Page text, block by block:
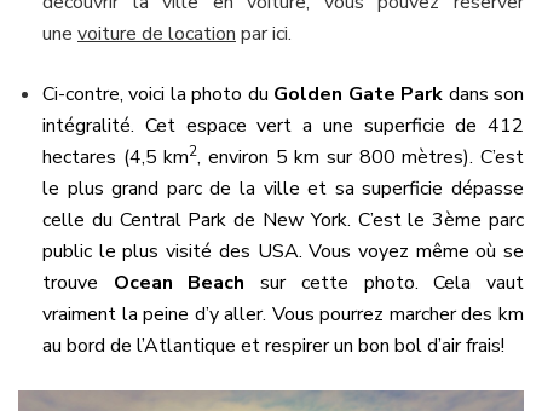
une voiture de location par ici.
Ci-contre, voici la photo du Golden Gate Park dans son
intégralité. Cet espace vert a une superficie de 412
hectares (4,5 km2, environ 5 km sur 800 mètres). C’est
le plus grand parc de la ville et sa superficie dépasse
celle du Central Park de New York. C’est le 3ème parc
public le plus visité des USA. Vous voyez même où se
trouve Ocean Beach sur cette photo. Cela vaut
vraiment la peine d’y aller. Vous pourrez marcher des km
au bord de l’Atlantique et respirer un bon bol d’air frais!